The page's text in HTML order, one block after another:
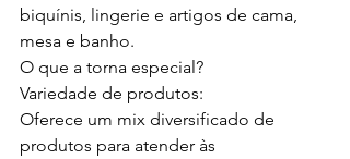
biquínis, lingerie e artigos de cama,
mesa e banho.
O que a torna especial?
Variedade de produtos:
Oferece um mix diversificado de
produtos para atender às